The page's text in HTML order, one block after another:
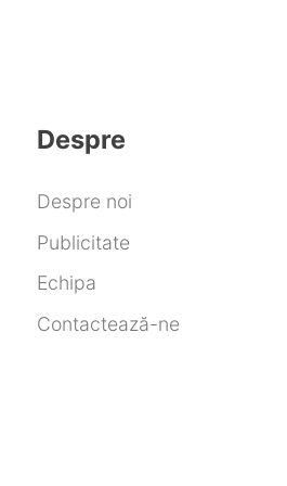
Despre
Despre noi
Publicitate
Echipa
Contactează-ne